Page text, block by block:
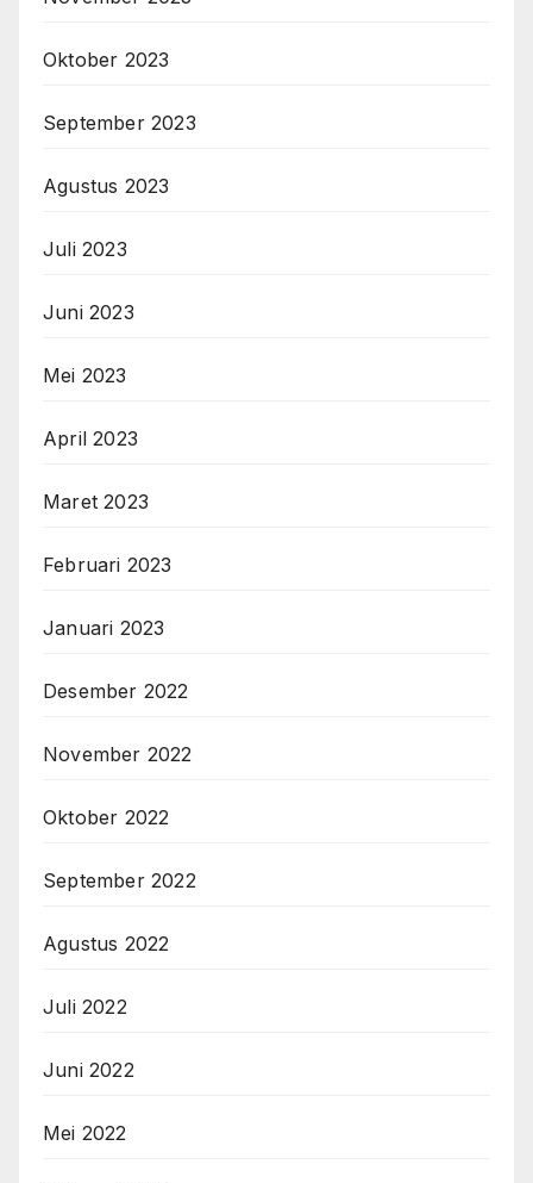
Oktober 2023
September 2023
Agustus 2023
Juli 2023
Juni 2023
Mei 2023
April 2023
Maret 2023
Februari 2023
Januari 2023
Desember 2022
November 2022
Oktober 2022
September 2022
Agustus 2022
Juli 2022
Juni 2022
Mei 2022